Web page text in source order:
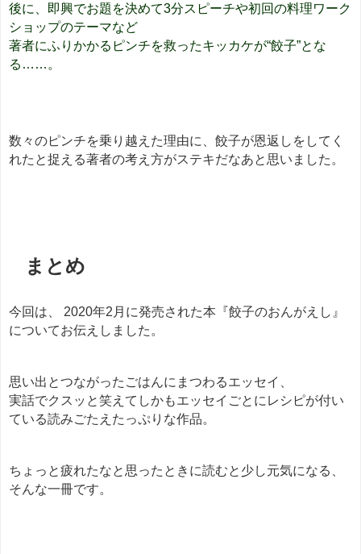
後に、即興でお題を決めて3分スピーチや初回の料理ワーク
ショップのテーマなど
著者にふりかかるピンチを救ったキッカケが“餃子”とな
る……。
数々のピンチを乗り越えた理由に、餃子が恩返しをしてく
れたと捉える著者の考え方がステキだなあと思いました。
まとめ
今回は、 2020年2月に発売された本『餃子のおんがえし』
についてお伝えしました。
思い出とつながったごはんにまつわるエッセイ、
実話でクスッと笑えてしかもエッセイごとにレシピが付い
ている読みごたえたっぷりな作品。
ちょっと疲れたなと思ったときに読むと少し元気になる、
そんな一冊です。